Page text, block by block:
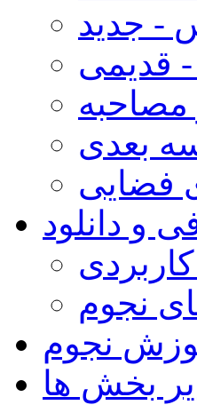
- جدید
قدیمی
بعدی
فضایی
و دانلود
نجوم
نجوم
بخش ها